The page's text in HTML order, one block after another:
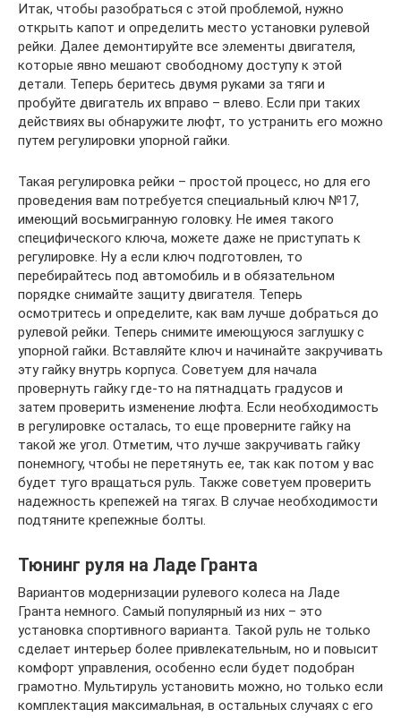
Итак, чтобы разобраться с этой проблемой, нужно
открыть капот и определить место установки рулевой
рейки. Далее демонтируйте все элементы двигателя,
которые явно мешают свободному доступу к этой
детали. Теперь беритесь двумя руками за тяги и
пробуйте двигатель их вправо – влево. Если при таких
действиях вы обнаружите люфт, то устранить его можно
путем регулировки упорной гайки.
Такая регулировка рейки – простой процесс, но для его
проведения вам потребуется специальный ключ №17,
имеющий восьмигранную головку. Не имея такого
специфического ключа, можете даже не приступать к
регулировке. Ну а если ключ подготовлен, то
перебирайтесь под автомобиль и в обязательном
порядке снимайте защиту двигателя. Теперь
осмотритесь и определите, как вам лучше добраться до
рулевой рейки. Теперь снимите имеющуюся заглушку с
упорной гайки. Вставляйте ключ и начинайте закручивать
эту гайку внутрь корпуса. Советуем для начала
провернуть гайку где-то на пятнадцать градусов и
затем проверить изменение люфта. Если необходимость
в регулировке осталась, то еще проверните гайку на
такой же угол. Отметим, что лучше закручивать гайку
понемногу, чтобы не перетянуть ее, так как потом у вас
будет туго вращаться руль. Также советуем проверить
надежность крепежей на тягах. В случае необходимости
подтяните крепежные болты.
Тюнинг руля на Ладе Гранта
Вариантов модернизации рулевого колеса на Ладе
Гранта немного. Самый популярный из них – это
установка спортивного варианта. Такой руль не только
сделает интерьер более привлекательным, но и повысит
комфорт управления, особенно если будет подобран
грамотно. Мультируль установить можно, но только если
комплектация максимальная, в остальных случаях с его